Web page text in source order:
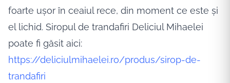
foarte ușor în ceaiul rece, din moment ce este și
el lichid. Siropul de trandafiri Deliciul Mihaelei
poate fi găsit aici:
https://deliciulmihaelei.ro/produs/sirop-de-
trandafiri